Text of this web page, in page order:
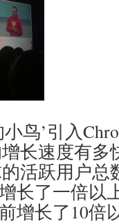
鸟’引入
长速度有
活跃用户总
长了一倍以
增长了10倍